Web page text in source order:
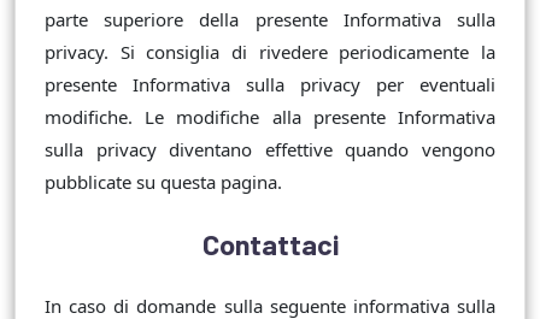
parte superiore della presente Informativa sulla
privacy. Si consiglia di rivedere periodicamente la
presente Informativa sulla privacy per eventuali
modifiche. Le modifiche alla presente Informativa
sulla privacy diventano effettive quando vengono
pubblicate su questa pagina.
Contattaci
In caso di domande sulla seguente informativa sulla